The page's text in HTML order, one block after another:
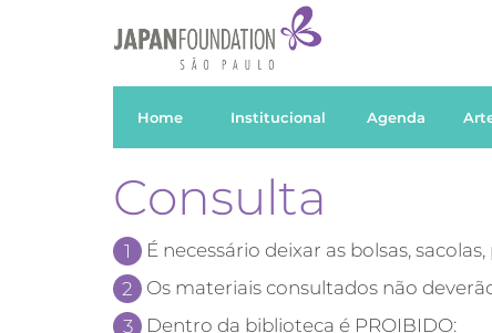
Home Institucional Agenda
Consulta
É necessário deixar as bolsas,
Os materiais consultados não
Dentro da biblioteca é PROIBIDO: